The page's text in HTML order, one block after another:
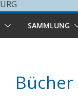
SAMMLUNG
Bücher